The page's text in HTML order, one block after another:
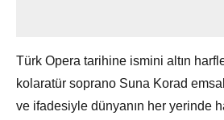
Türk Opera tarihine ismini altın
kolaratür soprano Suna Korad
ve ifadesiyle dünyanın her yerinde